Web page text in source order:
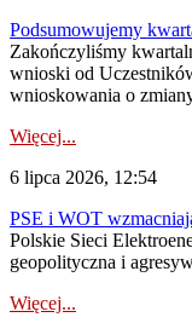
Podsumowujemy
Zakończyliśmy
wnioski od
wnioskowania o
Więcej...
6 lipca 2026, 12:54
PSE i WOT
Polskie Sieci
geopolityczna i
Więcej...